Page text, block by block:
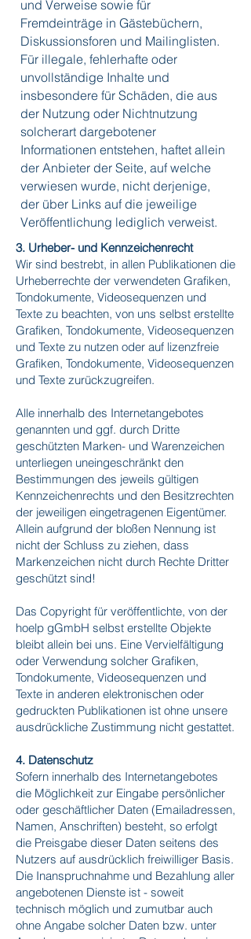
und Verweise sowie für
Fremdeinträge in Gästebüchern,
Diskussionsforen und Mailinglisten.
Für illegale, fehlerhafte oder
unvollständige Inhalte und
insbesondere für Schäden, die aus
der Nutzung oder Nichtnutzung
solcherart dargebotener
Informationen entstehen, haftet allein
der Anbieter der Seite, auf welche
verwiesen wurde, nicht derjenige,
der über Links auf die jeweilige
Veröffentlichung lediglich verweist.
3. Urheber- und Kennzeichenrecht
Wir sind bestrebt, in allen Publikationen die
Urheberrechte der verwendeten Grafiken,
Tondokumente, Videosequenzen und
Texte zu beachten, von uns selbst erstellte
Grafiken, Tondokumente, Videosequenzen
und Texte zu nutzen oder auf lizenzfreie
Grafiken, Tondokumente, Videosequenzen
und Texte zurückzugreifen.
Alle innerhalb des Internetangebotes
genannten und ggf. durch Dritte
geschützten Marken- und Warenzeichen
unterliegen uneingeschränkt den
Bestimmungen des jeweils gültigen
Kennzeichenrechts und den Besitzrechten
der jeweiligen eingetragenen Eigentümer.
Allein aufgrund der bloßen Nennung ist
nicht der Schluss zu ziehen, dass
Markenzeichen nicht durch Rechte Dritter
geschützt sind!
Das Copyright für veröffentlichte, von der
hoelp gGmbH selbst erstellte Objekte
bleibt allein bei uns. Eine Vervielfältigung
oder Verwendung solcher Grafiken,
Tondokumente, Videosequenzen und
Texte in anderen elektronischen oder
gedruckten Publikationen ist ohne unsere
ausdrückliche Zustimmung nicht gestattet.
4. Datenschutz
Sofern innerhalb des Internetangebotes
die Möglichkeit zur Eingabe persönlicher
oder geschäftlicher Daten (Emailadressen,
Namen, Anschriften) besteht, so erfolgt
die Preisgabe dieser Daten seitens des
Nutzers auf ausdrücklich freiwilliger Basis.
Die Inanspruchnahme und Bezahlung aller
angebotenen Dienste ist - soweit
technisch möglich und zumutbar auch
ohne Angabe solcher Daten bzw. unter